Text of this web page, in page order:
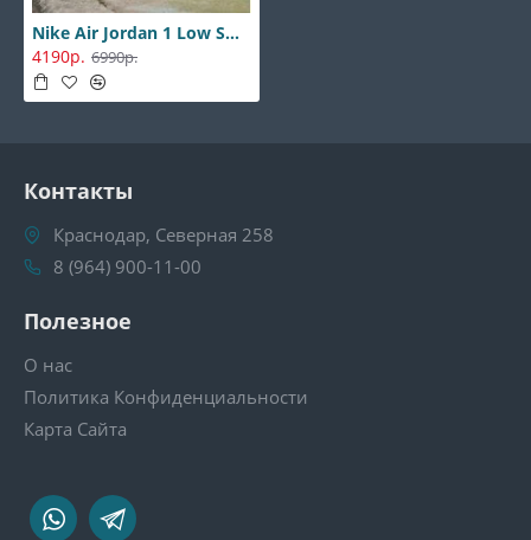
Nike Air Jordan 1 Low Smoke Grey
4190р. 6990р.
Контакты
Краснодар, Северная 258
8 (964) 900-11-00
Полезное
О нас
Политика Конфиденциальности
Карта Сайта